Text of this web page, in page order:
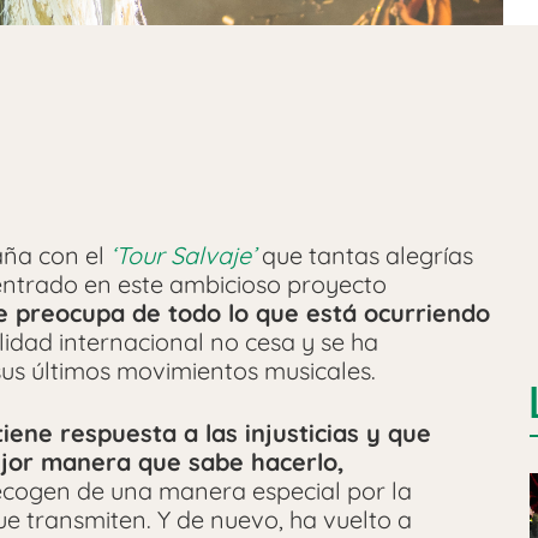
con el ‘Tour Salvaje’que tantas alegrías
en este ambicioso proyecto
preocupa de todo lo que está ocurriendo
internacional no cesa y se ha
últimos movimientos musicales.
respuesta a las injusticias y que
manera que sabe hacerlo,
de una manera especial por la
transmiten. Y de nuevo, ha vuelto a